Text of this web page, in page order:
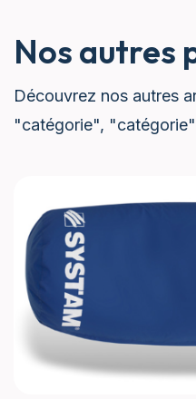
Nos autres
Découvrez nos autres
"catégorie",